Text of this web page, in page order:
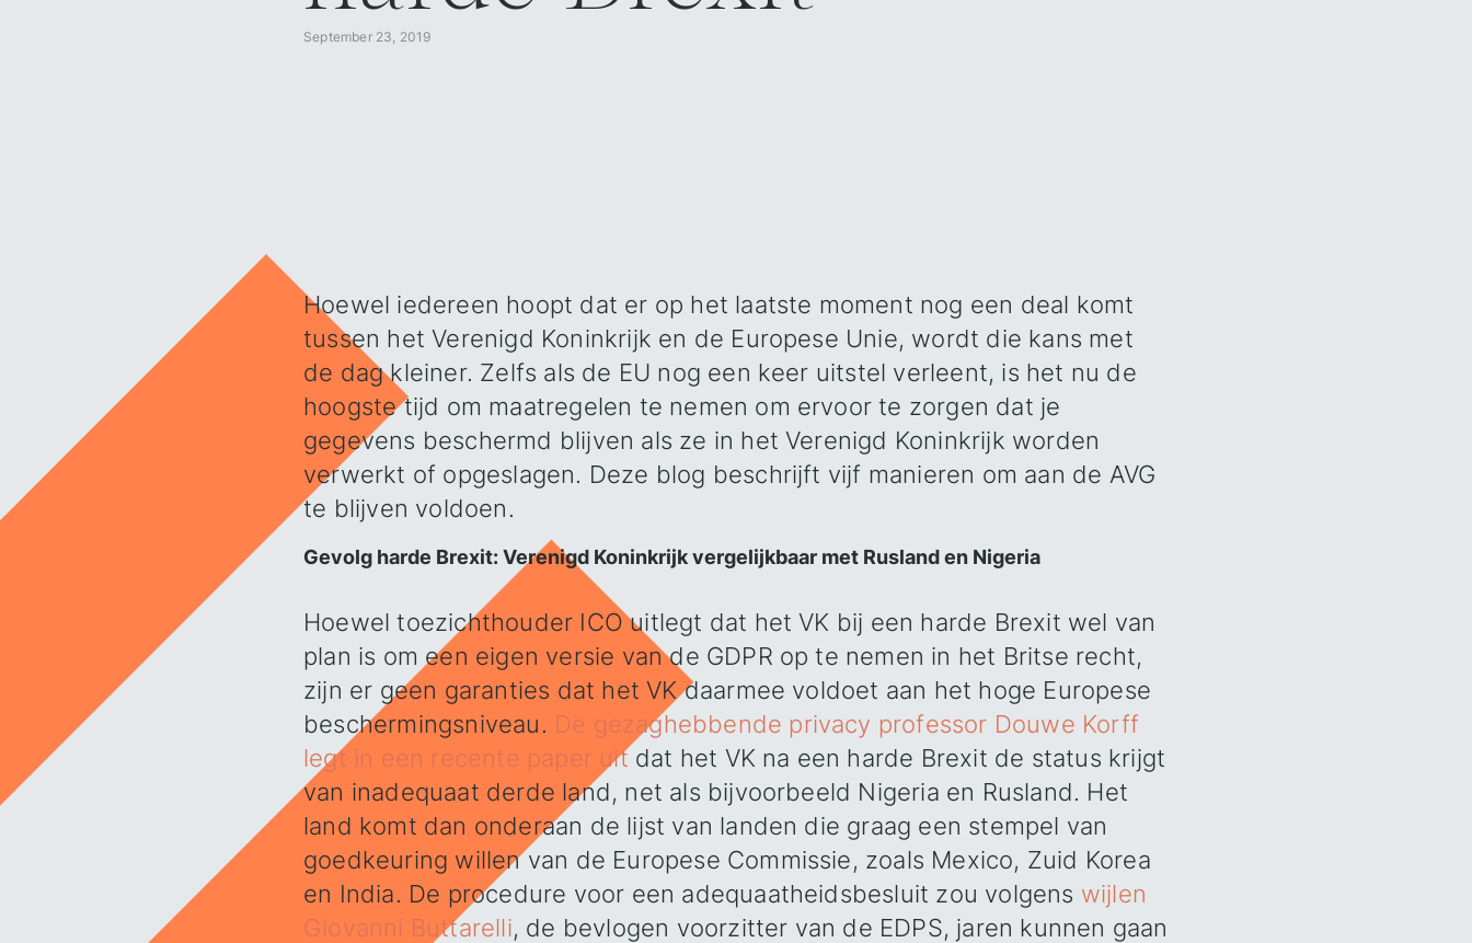
September 23, 2019
Vijf manieren om je gegevens te beschermen na een harde Brexit
Hoewel iedereen hoopt dat er op het laatste moment nog een deal komt
tussen het Verenigd Koninkrijk en de Europese Unie, wordt die kans met
de dag kleiner. Zelfs als de EU nog een keer uitstel verleent, is het nu de
hoogste tijd om maatregelen te nemen om ervoor te zorgen dat je
gegevens beschermd blijven als ze in het Verenigd Koninkrijk worden
verwerkt of opgeslagen. Deze blog beschrijft vijf manieren om aan de AVG
te blijven voldoen.
Gevolg harde Brexit: Verenigd Koninkrijk vergelijkbaar met Rusland en Nigeria
Hoewel toezichthouder ICO uitlegt dat het VK bij een harde Brexit wel van
plan is om een eigen versie van de GDPR op te nemen in het Britse recht,
zijn er geen garanties dat het VK daarmee voldoet aan het hoge Europese
beschermingsniveau. De gezaghebbende privacy professor Douwe Korff
legt in een recente paper uitdat het VK na een harde Brexit de status krijgt
van inadequaat derde land, net als bijvoorbeeld Nigeria en Rusland. Het
land komt dan onderaan de lijst van landen die graag een stempel van
goedkeuring willen van de Europese Commissie, zoals Mexico, Zuid Korea
en India. De procedure voor een adequaatheidsbesluit zou volgens wijlen
Giovanni Buttarelli, de bevlogen voorzitter van de EDPS, jaren kunnen gaan